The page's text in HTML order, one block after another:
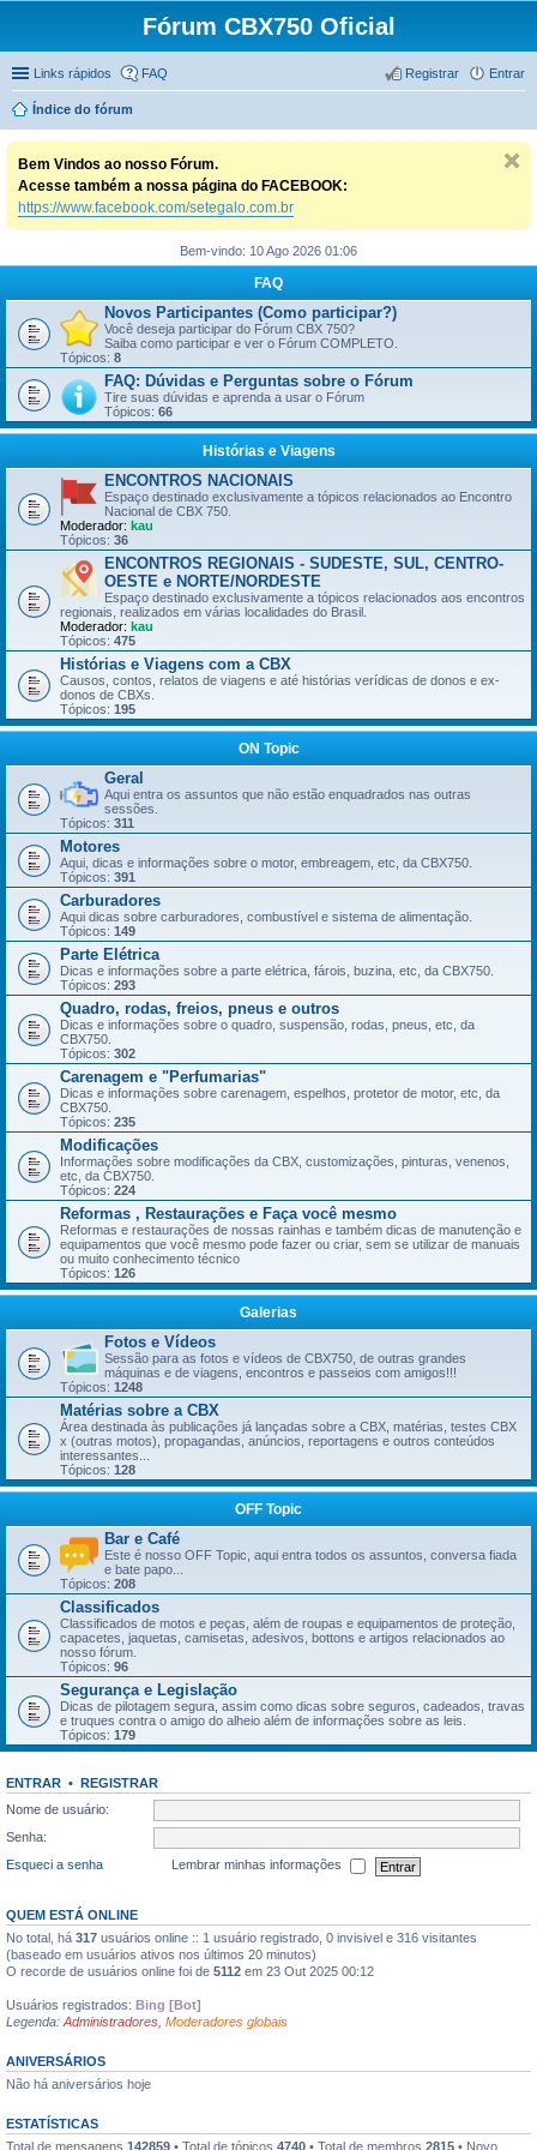
Fórum CBX750 Oficial
Links rápidos FAQ Entrar
Registrar
Índice do fórum
Bem Vindos ao nosso Fórum.
Acesse também a nossa página do FACEBOOK:
https://www.facebook.com/setegalo.com.br
Bem-vindo: 10 Ago 2026 01:06
FAQ
Novos Participantes (Como participar?)
Você deseja participar do Fórum CBX 750?
Saiba como participar e ver o Fórum COMPLETO.
Tópicos: 8
FAQ: Dúvidas e Perguntas sobre o Fórum
Tire suas dúvidas e aprenda a usar o Fórum
Tópicos: 66
Histórias e Viagens
ENCONTROS NACIONAIS
Espaço destinado exclusivamente a tópicos relacionados ao Encontro
Nacional de CBX 750.
Moderador: kau
Tópicos: 36
ENCONTROS REGIONAIS - SUDESTE, SUL, CENTRO-
OESTE e NORTE/NORDESTE
Espaço destinado exclusivamente a tópicos relacionados aos encontros
regionais, realizados em várias localidades do Brasil.
Moderador: kau
Tópicos: 475
Histórias e Viagens com a CBX
Causos, contos, relatos de viagens e até histórias verídicas de donos e ex-
donos de CBXs.
Tópicos: 195
ON Topic
Geral
Aqui entra os assuntos que não estão enquadrados nas outras
sessões.
Tópicos: 311
Motores
Aqui, dicas e informações sobre o motor, embreagem, etc, da CBX750.
Tópicos: 391
Carburadores
Aqui dicas sobre carburadores, combustível e sistema de alimentação.
Tópicos: 149
Parte Elétrica
Dicas e informações sobre a parte elétrica, fárois, buzina, etc, da CBX750.
Tópicos: 293
Quadro, rodas, freios, pneus e outros
Dicas e informações sobre o quadro, suspensão, rodas, pneus, etc, da
CBX750.
Tópicos: 302
Carenagem e "Perfumarias"
Dicas e informações sobre carenagem, espelhos, protetor de motor, etc, da
CBX750.
Tópicos: 235
Modificações
Informações sobre modificações da CBX, customizações, pinturas, venenos,
etc, da CBX750.
Tópicos: 224
Reformas , Restaurações e Faça você mesmo
Reformas e restaurações de nossas rainhas e também dicas de manutenção e
equipamentos que você mesmo pode fazer ou criar, sem se utilizar de manuais
ou muito conhecimento técnico
Tópicos: 126
Galerias
Fotos e Vídeos
Sessão para as fotos e vídeos de CBX750, de outras grandes
máquinas e de viagens, encontros e passeios com amigos!!!
Tópicos: 1248
Matérias sobre a CBX
Área destinada às publicações já lançadas sobre a CBX, matérias, testes CBX
x (outras motos), propagandas, anúncios, reportagens e outros conteúdos
interessantes...
Tópicos: 128
OFF Topic
Bar e Café
Este é nosso OFF Topic, aqui entra todos os assuntos, conversa fiada
e bate papo...
Tópicos: 208
Classificados
Classificados de motos e peças, além de roupas e equipamentos de proteção,
capacetes, jaquetas, camisetas, adesivos, bottons e artigos relacionados ao
nosso fórum.
Tópicos: 96
Segurança e Legislação
Dicas de pilotagem segura, assim como dicas sobre seguros, cadeados, travas
e truques contra o amigo do alheio além de informações sobre as leis.
Tópicos: 179
ENTRAR • REGISTRAR
Nome de usuário:
Senha:
Esqueci a senha
Lembrar minhas informações
QUEM ESTÁ ONLINE
No total, há 317 usuários online :: 1 usuário registrado, 0 invisivel e 316 visitantes
(baseado em usuários ativos nos últimos 20 minutos)
O recorde de usuários online foi de 5112 em 23 Out 2025 00:12
Usuários registrados: Bing [Bot]
Legenda: Administradores Moderadores globais
ANIVERSÁRIOS
Não há aniversários hoje
ESTATÍSTICAS
Total de mensagens 142859 • Total de tópicos 4740 • Total de membros 2815 • Novo